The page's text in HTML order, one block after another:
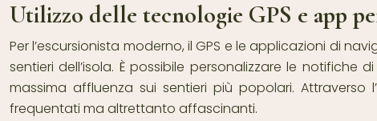
Utilizzo delle tecnologie GPS e app
Per l’escursionista moderno, il GPS e le applicazioni di
sentieri dell’isola. È possibile personalizzare le
massima affluenza sui sentieri più popolari. Attraverso
frequentati ma altrettanto affascinanti.